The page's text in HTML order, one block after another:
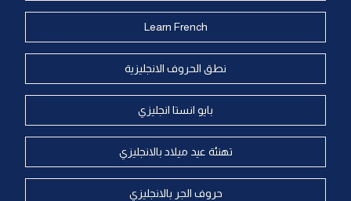
Learn French
نطق الحروف الانجليزية
بايو انستا انجليزي
تهنئة عيد ميلاد بالانجليزي
حروف الجر بالانجليزي